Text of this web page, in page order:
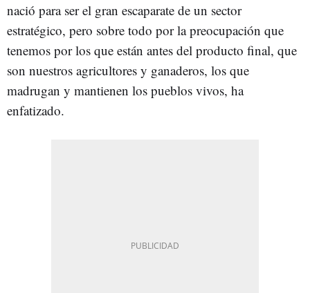
nació para ser el gran escaparate de un sector
estratégico, pero sobre todo por la preocupación que
tenemos por los que están antes del producto final, que
son nuestros agricultores y ganaderos, los que
madrugan y mantienen los pueblos vivos, ha
enfatizado.